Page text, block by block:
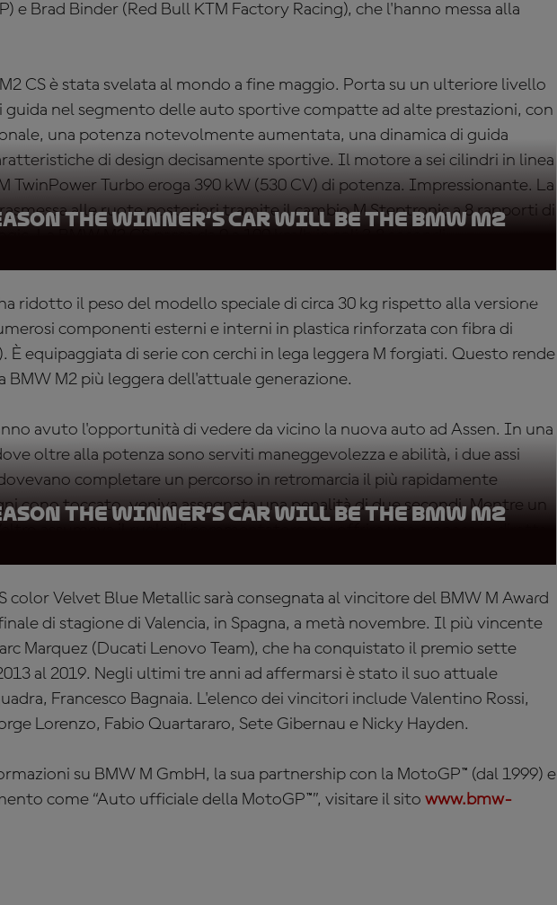
e Brad Binder (Red Bull KTM Factory Racing), che l'hanno messa alla
CS è stata svelata al mondo a fine maggio. Porta su un ulteriore livello
guida nel segmento delle auto sportive compatte ad alte prestazioni, con
una potenza notevolmente aumentata, una dinamica di guida
di design decisamente sportive. Il motore a sei cilindri in linea
TwinPower Turbo eroga 390 kW (530 CV) di potenza. Impressionante. La
alle ruote posteriori tramite il cambio M Steptronic a 8 rapporti di
La BMW M2 CS passa da 0 a 100 km/h in soli 3,8 secondi.
the winner’s car will be the BMW M2
ridotto il peso del modello speciale di circa 30 kg rispetto alla versione
componenti esterni e interni in plastica rinforzata con fibra di
È equipaggiata di serie con cerchi in lega leggera M forgiati. Questo rende
BMW M2 più leggera dell'attuale generazione.
avuto l'opportunità di vedere da vicino la nuova auto ad Assen. In una
oltre alla potenza sono serviti maneggevolezza e abilità, i due assi
completare un percorso in retromarcia il più rapidamente
cono toccato, veniva assegnata una penalità di due secondi. Mentre un
assumeva il ruolo di commentatore per offrire una cronaca in diretta.
the winner’s car will be the BMW M2
color Velvet Blue Metallic sarà consegnata al vincitore del BMW M Award
di stagione di Valencia, in Spagna, a metà novembre. Il più vincente
Marquez (Ducati Lenovo Team), che ha conquistato il premio sette
al 2019. Negli ultimi tre anni ad affermarsi è stato il suo attuale
Francesco Bagnaia. L'elenco dei vincitori include Valentino Rossi,
Lorenzo, Fabio Quartararo, Sete Gibernau e Nicky Hayden.
su BMW M GmbH, la sua partnership con la MotoGP™ (dal 1999) e
come “Auto ufficiale della MotoGP™”, visitare il sito www.bmw-